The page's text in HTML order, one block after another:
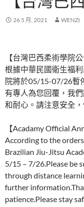
26 5 月, 2021 WENZI
【台灣巴西柔術學院公
根據中華民國衛生福
院將於05/15-07/26暫
有專人為您回覆，我
和耐心。請注意安全，
【Acadamy Official
According to the
Brazilian Jiu-Jitsu
5/15 – 7/26.Please be
through distance
further
patience.Please stay